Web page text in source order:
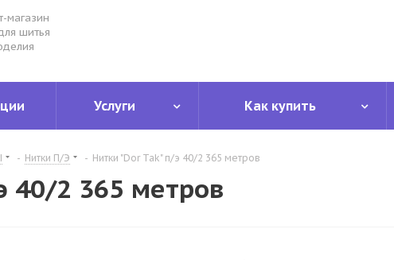
магазин
шитья
Услуги Как купить
- Нитки П/Э - Нитки "Dor Tak" п/э 40/2 365 метров
40/2 365 метров